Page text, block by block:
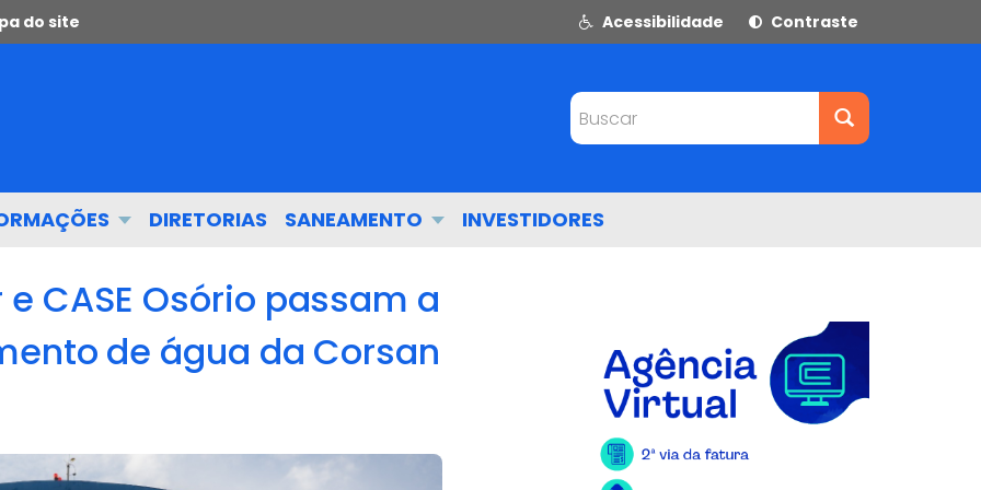
do site Acessibilidade Contraste
Buscar
DIRETORIAS SANEAMENTO INVESTIDORES
CASE Osório passam a
de água da Corsan